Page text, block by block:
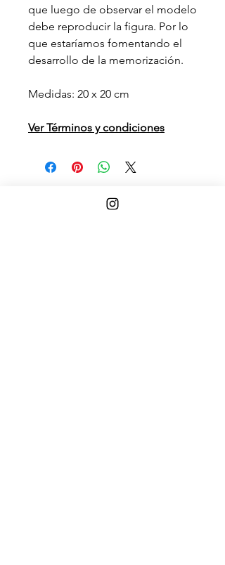
que luego de observar el modelo
debe reproducir la figura. Por lo
que estaríamos fomentando el
desarrollo de la memorización.
Medidas: 20 x 20 cm
Ver Términos y condiciones
Ver Términos y condiciones